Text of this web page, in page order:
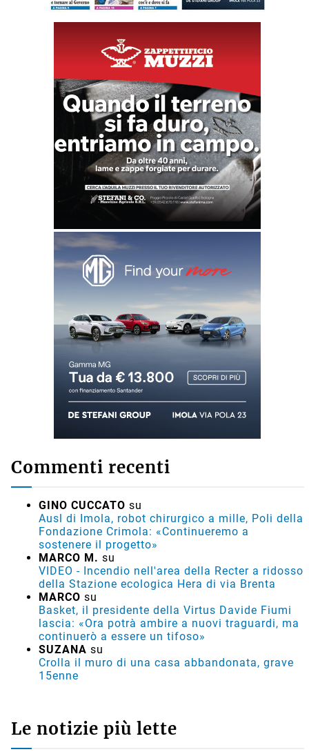
Commenti recenti
GINO CUCCATO su
Ausl di Imola, robot chirurgico a mille, Poli della
Fondazione Crimola: «Continueremo a
sostenere il progetto»
MARCO M. su
VIDEO - Incendio nell'area della Recter a ridosso
della Stazione ecologica Hera di via Brenta
MARCO su
Basket, il presidente della Virtus Davide Fiumi
lascia: «Ora potrà ambire a nuovi traguardi, ma
continuerò a essere un tifoso»
SUZANA su
Crolla il muro di una casa abbandonata, grave
15enne
Le notizie più lette